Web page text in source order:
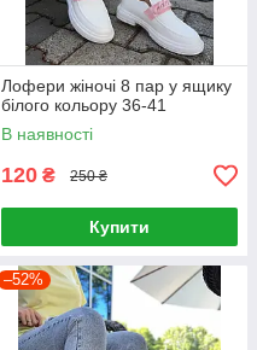
Лофери жіночі 8 пар у ящику
білого кольору 36-41
В наявності
120 ₴ 250 ₴
Купити
–52%